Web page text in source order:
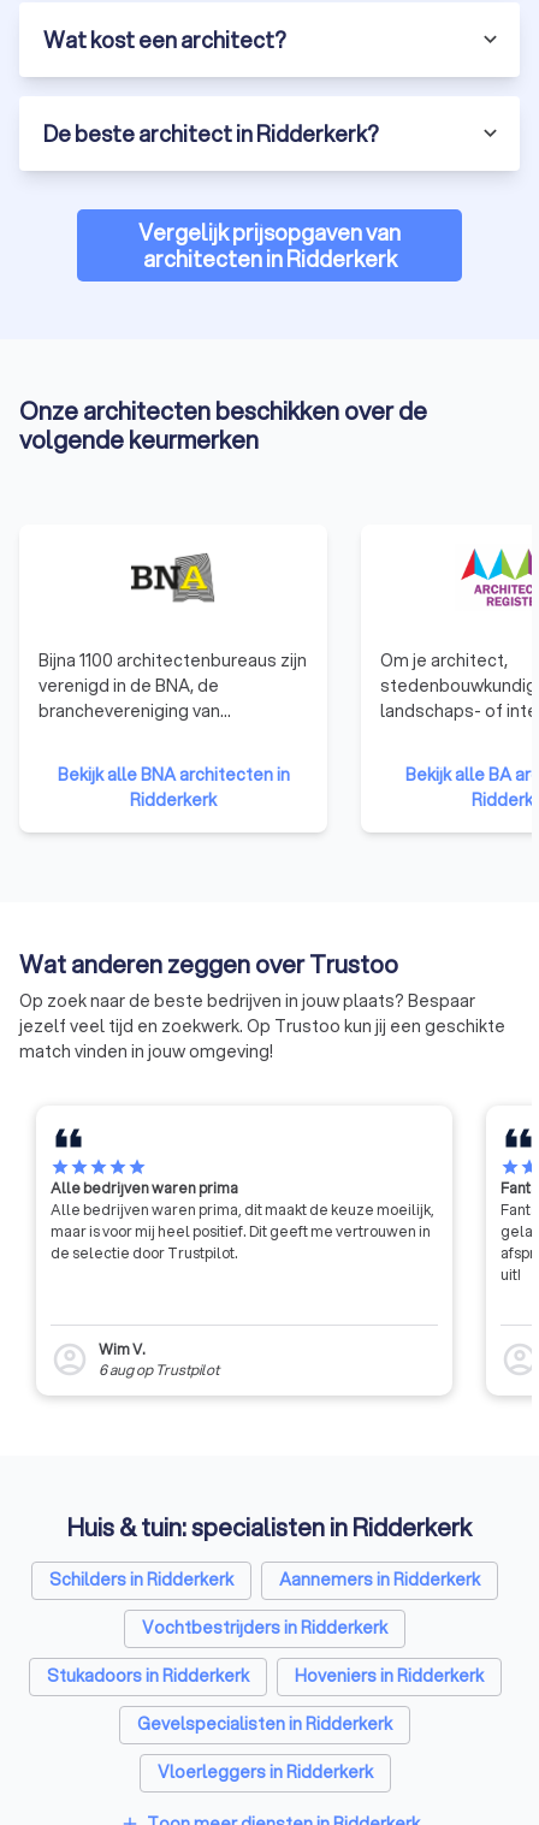
Wat kost een architect?
De beste architect in Ridderkerk?
Vergelijk prijsopgaven van
architecten in Ridderkerk
Onze architecten beschikken over de
volgende keurmerken
Bijna 1100 architectenbureaus zijn
verenigd in de BNA, de
branchevereniging van
architectenbureaus. De BNA is
een netwerk dat modern,
creatief ondernemerschap
bevordert. Met als drijfveer de
Bekijk alle BNA architecten in
Ridderkerk
Om je architect,
landschaps- of
ingeschreven
viertienduizend
geregistreerd.
van het register.
Bekijk alle BA
Wat anderen zeggen over Trustoo
Op zoek naar de beste bedrijven in jouw plaats? Bespaar
jezelf veel tijd en zoekwerk. Op Trustoo kun jij een geschikte
match vinden in jouw omgeving!
starstarstarstarstar
Alle bedrijven waren prima
Alle bedrijven waren prima, dit maakt de keuze moeilijk,
maar is voor mij heel positief. Dit geeft me vertrouwen in
de selectie door Trustpilot.
account_circle
Wim V.
6 augop Trustpilot
starstar
uit!
account_circle
Huis & tuin: specialisten in Ridderkerk
Schilders in Ridderkerk
Aannemers in Ridderkerk
Vochtbestrijders in Ridderkerk
Stukadoors in Ridderkerk
Hoveniers in Ridderkerk
Gevelspecialisten in Ridderkerk
Vloerleggers in Ridderkerk